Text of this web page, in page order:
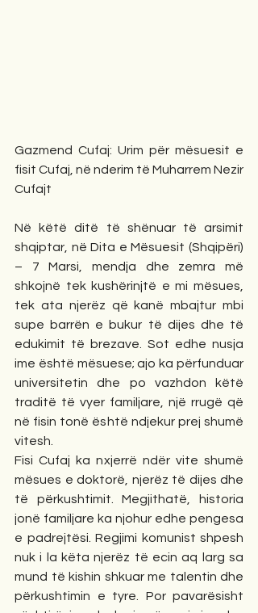
Gazmend Cufaj: Urim për mësuesit e
fisit Cufaj, në nderim të Muharrem Nezir
Cufajt
Në këtë ditë të shënuar të arsimit
shqiptar, në Dita e Mësuesit (Shqipëri)
– 7 Marsi, mendja dhe zemra më
shkojnë tek kushërinjtë e mi mësues,
tek ata njerëz që kanë mbajtur mbi
supe barrën e bukur të dijes dhe të
edukimit të brezave. Sot edhe nusja
ime është mësuese; ajo ka përfunduar
universitetin dhe po vazhdon këtë
traditë të vyer familjare, një rrugë që
në fisin tonë është ndjekur prej shumë
vitesh.
Fisi Cufaj ka nxjerrë ndër vite shumë
mësues e doktorë, njerëz të dijes dhe
të përkushtimit. Megjithatë, historia
jonë familjare ka njohur edhe pengesa
e padrejtësi. Regjimi komunist shpesh
nuk i la këta njerëz të ecin aq larg sa
mund të kishin shkuar me talentin dhe
përkushtimin e tyre. Por pavarësisht